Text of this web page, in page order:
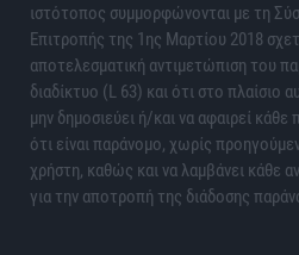
ιστότοπος συμμορφώνονται με τη
Επιτροπής της 1ης Μαρτίου 2018
αποτελεσματική αντιμετώπιση του
διαδίκτυο (L 63) και ότι στο πλαίσιο
μην δημοσιεύει ή/και να αφαιρεί
ότι είναι παράνομο, χωρίς
χρήστη, καθώς και να λαμβάνει κάθε
για την αποτροπή της διάδοσης